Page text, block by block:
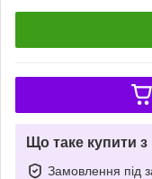
Що таке купити
Замовлення під